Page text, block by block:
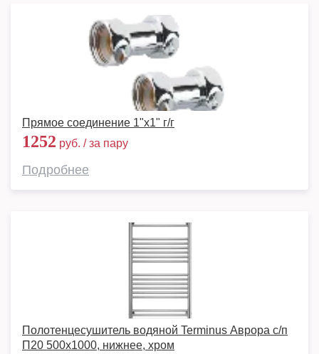
Прямое соединение 1"х1" г/г
1252 руб. / за пару
Подробнее
Полотенцесушитель водяной Terminus Аврора с/п
П20 500х1000, нижнее, хром